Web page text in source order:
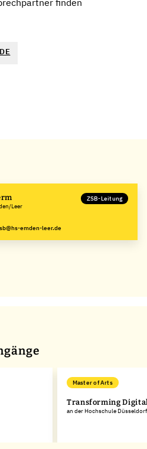
finden
Leer
ZSB-Leitung
emden-leer.de
Master of Arts
Transforming
an der Hochschule Düsseldorf